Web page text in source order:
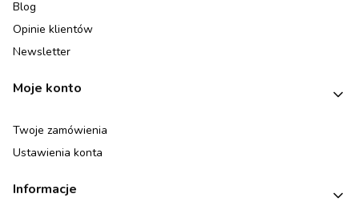
Blog
Opinie klientów
Newsletter
Moje konto
Twoje zamówienia
Ustawienia konta
Informacje